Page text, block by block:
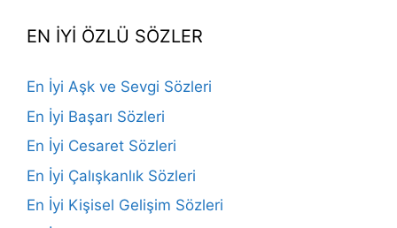
EN İYİ ÖZLÜ SÖZLER
En İyi Aşk ve Sevgi Sözleri
En İyi Başarı Sözleri
En İyi Cesaret Sözleri
En İyi Çalışkanlık Sözleri
En İyi Kişisel Gelişim Sözleri